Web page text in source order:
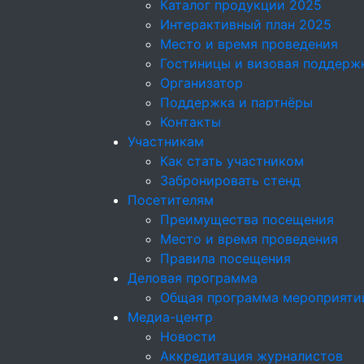
Каталог продукции 2025
Интерактивный план 2025
Место и время проведения
Гостиницы и визовая
Организатор
Поддержка и партнёры
Контакты
Участникам
Как стать участником
Забронировать стенд
Посетителям
Преимущества посещения
Место и время проведения
Правила посещения
Деловая программа
Общая программа
Медиа-центр
Новости
Аккредитация журналистов